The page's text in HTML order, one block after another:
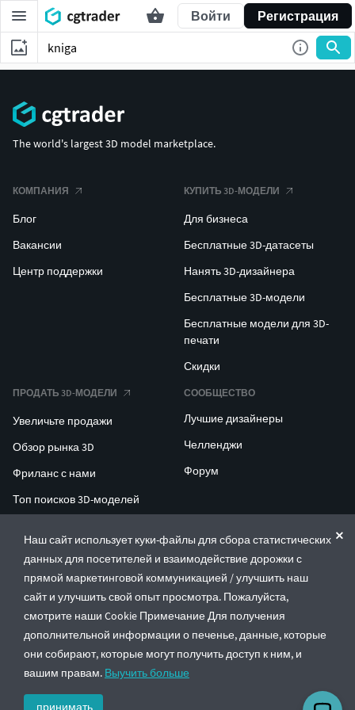
Войти Регистрация
Наш сайт использует куки-файлы для сбора статистических
данных для посетителей и взаимодействие дорожки с
прямой маркетинговой коммуникацией / улучшить наш
сайт и улучшить свой опыт просмотра. Пожалуйста,
смотрите наши Cookie Примечание Для получения
дополнительной информации о печенье, данные, которые
они собирают, которые могут получить доступ к ним, и
вашим правам. Выучить больше
принимать
The world's largest 3D model marketplace.
КОМПАНИЯ
Блог
Вакансии
Центр поддержки
КУПИТЬ 3D-МОДЕЛИ
Для бизнеса
Бесплатные 3D-датасеты
Нанять 3D-дизайнера
Бесплатные 3D-модели
Бесплатные модели для 3D-
печати
Скидки
ПРОДАТЬ 3D-МОДЕЛИ
Увеличьте продажи
Обзор рынка 3D
Фриланс с нами
Топ поисков 3D-моделей
СООБЩЕСТВО
Лучшие дизайнеры
Челленджи
Форум
ENTERPRISE 3D AT SCALE
© CGTrader 2011-2026
UAB CGTrader, Antakalnio st. 17, Vilnius, Lithuania
Правила и условияПолитика конфиденциальности
🇷🇺 Русский